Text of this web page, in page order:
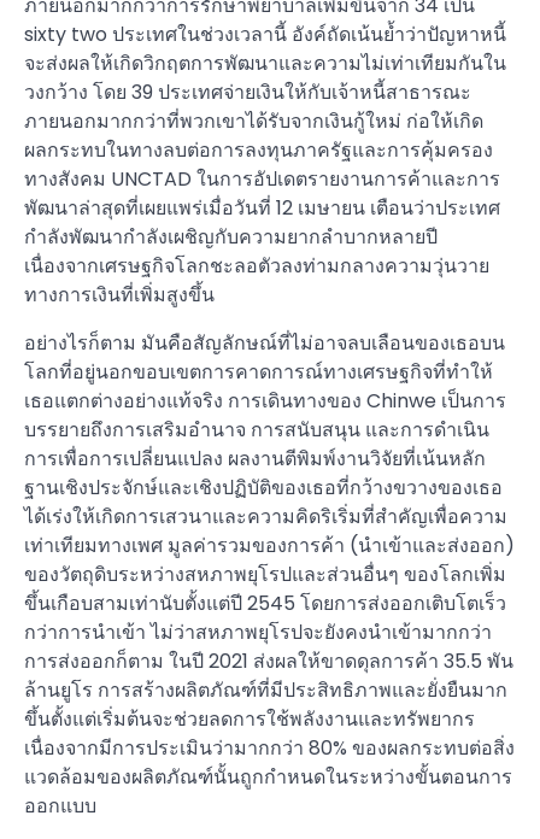
sixty two ประเทศในช่วงเวลานี้ อังค์ถัดเน้นย้ำว่าปัญหาหนี้
จะส่งผลให้เกิดวิกฤตการพัฒนาและความไม่เท่าเทียมกันใน
วงกว้าง โดย 39 ประเทศจ่ายเงินให้กับเจ้าหนี้สาธารณะ
ภายนอกมากกว่าที่พวกเขาได้รับจากเงินกู้ใหม่ ก่อให้เกิด
ผลกระทบในทางลบต่อการลงทุนภาครัฐและการคุ้มครอง
ทางสังคม UNCTAD ในการอัปเดตรายงานการค้าและการ
พัฒนาล่าสุดที่เผยแพร่เมื่อวันที่ 12 เมษายน เตือนว่าประเทศ
กำลังพัฒนากำลังเผชิญกับความยากลำบากหลายปี
เนื่องจากเศรษฐกิจโลกชะลอตัวลงท่ามกลางความวุ่นวาย
ทางการเงินที่เพิ่มสูงขึ้น
อย่างไรก็ตาม มันคือสัญลักษณ์ที่ไม่อาจลบเลือนของเธอบน
โลกที่อยู่นอกขอบเขตการคาดการณ์ทางเศรษฐกิจที่ทำให้
เธอแตกต่างอย่างแท้จริง การเดินทางของ Chinwe เป็นการ
บรรยายถึงการเสริมอำนาจ การสนับสนุน และการดำเนิน
การเพื่อการเปลี่ยนแปลง ผลงานตีพิมพ์งานวิจัยที่เน้นหลัก
ฐานเชิงประจักษ์และเชิงปฏิบัติของเธอที่กว้างขวางของเธอ
ได้เร่งให้เกิดการเสวนาและความคิดริเริ่มที่สำคัญเพื่อความ
เท่าเทียมทางเพศ มูลค่ารวมของการค้า (นำเข้าและส่งออก)
ของวัตถุดิบระหว่างสหภาพยุโรปและส่วนอื่นๆ ของโลกเพิ่ม
ขึ้นเกือบสามเท่านับตั้งแต่ปี 2545 โดยการส่งออกเติบโตเร็ว
กว่าการนำเข้า ไม่ว่าสหภาพยุโรปจะยังคงนำเข้ามากกว่า
การส่งออกก็ตาม ในปี 2021 ส่งผลให้ขาดดุลการค้า 35.5 พัน
ล้านยูโร การสร้างผลิตภัณฑ์ที่มีประสิทธิภาพและยั่งยืนมาก
ขึ้นตั้งแต่เริ่มต้นจะช่วยลดการใช้พลังงานและทรัพยากร
เนื่องจากมีการประเมินว่ามากกว่า 80% ของผลกระทบต่อสิ่ง
แวดล้อมของผลิตภัณฑ์นั้นถูกกำหนดในระหว่างขั้นตอนการ
ออกแบบ